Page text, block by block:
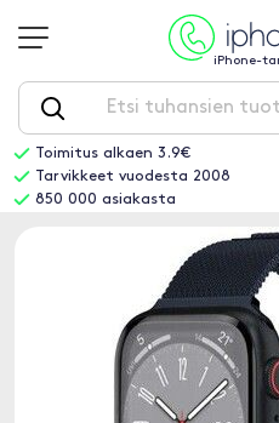
iPhone-
Toimitus alkaen 3.9€
Tarvikkeet vuodesta 2008
850 000 asiakasta